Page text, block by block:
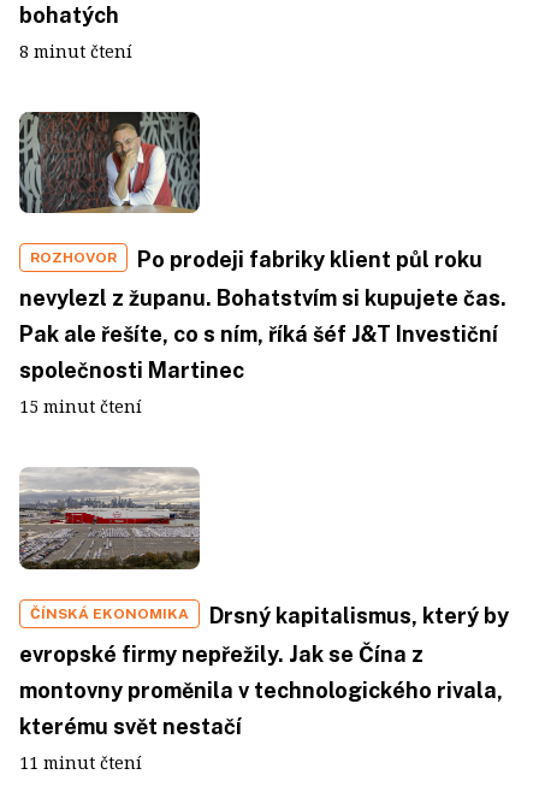
bohatých
8 minut čtení
ROZHOVOR
Po prodeji fabriky klient půl roku
nevylezl z županu. Bohatstvím si kupujete čas.
Pak ale řešíte, co s ním, říká šéf J&T Investiční
společnosti Martinec
15 minut čtení
ČÍNSKÁ EKONOMIKA
Drsný kapitalismus, který by
evropské firmy nepřežily. Jak se Čína z
montovny proměnila v technologického rivala,
kterému svět nestačí
11 minut čtení